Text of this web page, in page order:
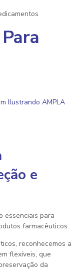
e
essenciais para
farmacêuticos.
reconhecemos a
flexíveis, que
da